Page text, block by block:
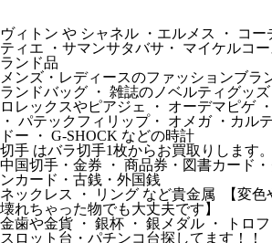
ヴィトン や シャネル ・エルメス ・ コ
ティエ ・サマンサタバサ・ マイケルコ
ランド品
メンズ・レディースのファッションブラ
ランドバッグ ・ 雑誌のノベルティグッズ
ロレックスやピアジェ ・ オーデマピゲ
・ パテックフィリップ・ オメガ ・カル
ドー ・ G-SHOCK などの時計
切手 はバラ切手1枚からお買取りします。
中国切手・金券 ・ 商品券・図書カード
ンカード・古銭・外国銭
ネックレス ・ リング など貴金属 【変色
壊れちゃった物でも大丈夫です】
金歯や金貨 ・ 銀杯 ・ 銀メダル ・ トロ
スロット台・パチンコ台探してます！！